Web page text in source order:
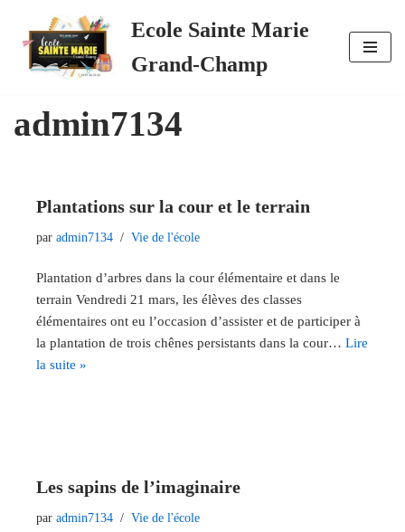
Aller
Ecole Sainte Marie
Grand-Champ
Accueil»Archives pour admin7134
admin7134
Plantations sur la cour et le terrain
par admin7134 Vie de l'école
Plantation d’arbres dans la cour élémentaire et dans le
terrain Vendredi 21 mars, les élèves des classes
élémentaires ont eu l’occasion d’assister et de participer à
la plantation de trois chênes persistants dans la cour… Lire
la suite »
Les sapins de l’imaginaire
par admin7134 Vie de l'école